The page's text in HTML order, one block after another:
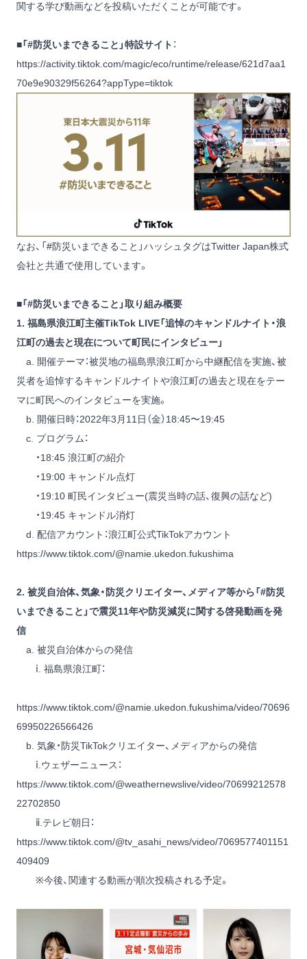
関する学び動画などを投稿いただくことが可能です。
■「#防災いまできること」特設サイト ：
https://activity.tiktok.com/magic/eco/runtime/release/621d7aa1
70e9e90329f56264?appType=tiktok
なお、「#防災いまできること」ハッシュタグはTwitter Japan株式
会社と共通で使用しています。
■「#防災いまできること」取り組み概要
1. 福島県浪江町主催TikTok LIVE「追悼のキャンドルナイト・浪
江町の過去と現在について町民にインタビュー」
a. 開催テーマ：被災地の福島県浪江町から中継配信を実施、被
災者を追悼するキャンドルナイトや浪江町の過去と現在をテー
マに町民へのインタビューを実施。
b. 開催日時：2022年3月11日（金）18:45〜19:45
c. プログラム：
・18:45 浪江町の紹介
・19:00 キャンドル点灯
・19:10 町民インタビュー(震災当時の話、復興の話など)
・19:45 キャンドル消灯
d. 配信アカウント：浪江町公式TikTokアカウント
https://www.tiktok.com/@namie.ukedon.fukushima
2. 被災自治体、気象・防災クリエイター、メディア等から「#防災
いまできること」で震災11年や防災減災に関する啓発動画を発
信
a. 被災自治体からの発信
ⅰ. 福島県浪江町：
https://www.tiktok.com/@namie.ukedon.fukushima/video/70696
69950226566426
b. 気象・防災TikTokクリエイター、メディアからの発信
ⅰ.ウェザーニュース：
https://www.tiktok.com/@weathernewslive/video/70699212578
22702850
ⅱ.テレビ朝日：
https://www.tiktok.com/@tv_asahi_news/video/7069577401151
409409
※今後、関連する動画が順次投稿される予定。